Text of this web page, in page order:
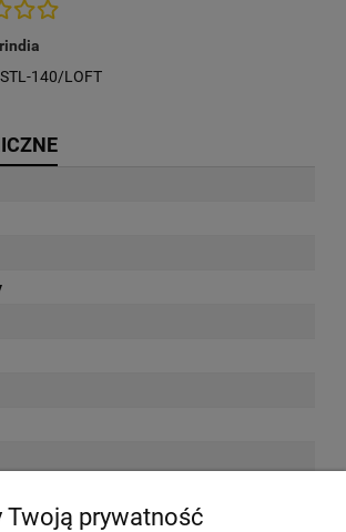
140/LOFT
Twoją prywatność